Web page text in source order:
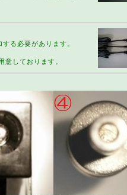
る必要があります。
意しております。